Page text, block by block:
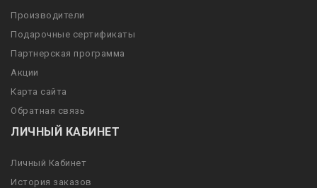
Производители
Подарочные сертификаты
Партнерская программа
Акции
Карта сайта
Обратная связь
ЛИЧНЫЙ КАБИНЕТ
Личный Кабинет
История заказов